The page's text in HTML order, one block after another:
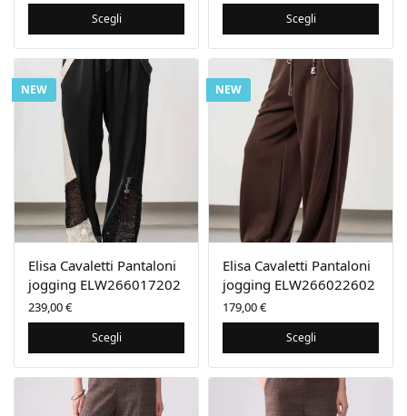
Scegli Scegli
NEW
Elisa Cavaletti Pantaloni
jogging ELW266017202
239,00€
Scegli
NEW
Elisa Cavaletti Pantaloni
jogging ELW266022602
179,00€
Scegli